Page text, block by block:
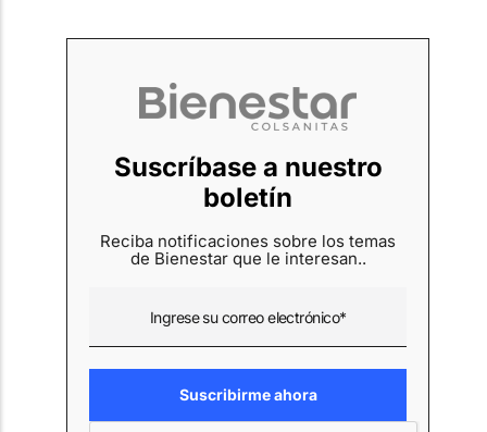
Suscríbase a nuestro
boletín
Reciba notificaciones sobre los temas
de Bienestar que le interesan..